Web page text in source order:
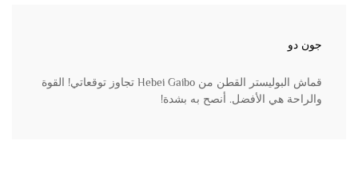
جون دو
قماش البوليستر القطن من Hebei Gaibo تجاوز توقعاتي! القوة
والراحة هي الأفضل. أنصح به بشدة!